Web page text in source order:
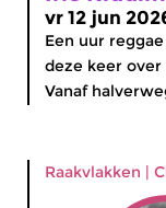
vr 12 jun
Een uur
deze keer over
Vanaf
Raakvlakken |